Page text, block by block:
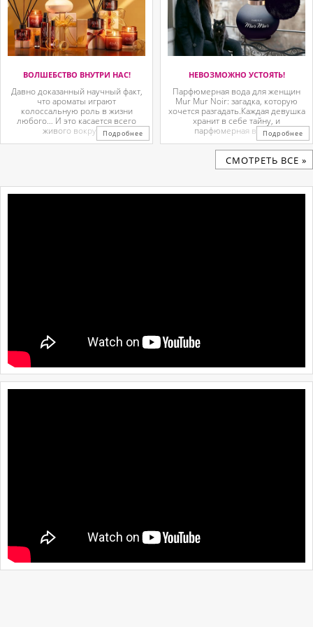
ВОЛШЕБСТВО ВНУТРИ НАС!
Давно доказанный научный факт,
что ароматы играют
колоссальную роль в жизни
любого… И это касается всего
живого вокруг. ...Подробнее
НЕВОЗМОЖНО УСТОЯТЬ!
Парфюмерная вода для женщин
Mur Mur Noir: загадка, которую
хочется разгадать.Каждая девушка
хранит в себе тайну, и
парфюмерная вода ...Подробнее
CМОТРЕТЬ ВСЕ »